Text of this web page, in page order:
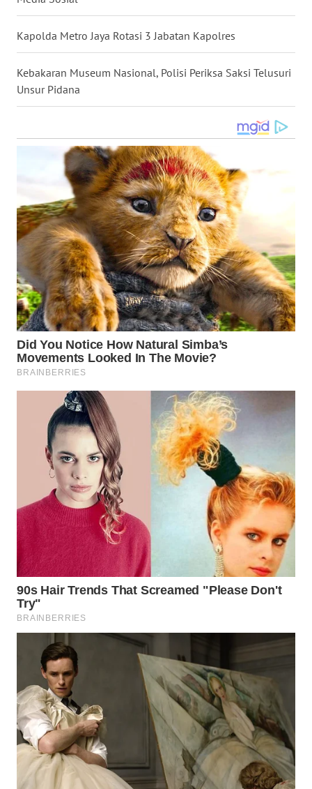
Kapolda Metro Jaya Rotasi 3 Jabatan Kapolres
Kebakaran Museum Nasional, Polisi Periksa Saksi Telusuri
Unsur Pidana
WN
KALTARA
WN
KALSEL
WN
GORONTALO
WN
SULUT
WN
MALUKU
WN
MALUT
DAIRI
WN
DANAU
TOBA
WN
NIAS
WN
LANGKAT
WN
TAPANULI
SELATAN
WN
TANJUNG
LESUNG